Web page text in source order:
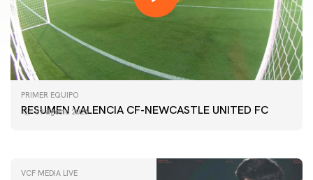
PRIMER EQUIPO
RESUMEN VALENCIA CF-NEWCASTLE UNITED FC
09 agosto 2026
PRIMER EQUIPO
GALERÍA | VALENCIA CF - NEWCASTLE UNITED FC
54ª EDICIÓN TROFEU TARONJA
VCF MEDIA LIVE